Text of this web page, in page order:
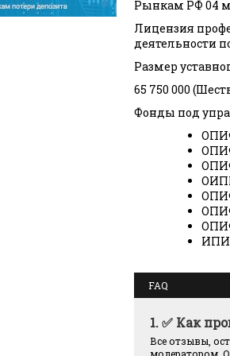
Рынкам РФ 04
Лицензия
деятельности
Размер
65 750 000
Фонды под
FAQ
1.✅ Как
Все отзывы,